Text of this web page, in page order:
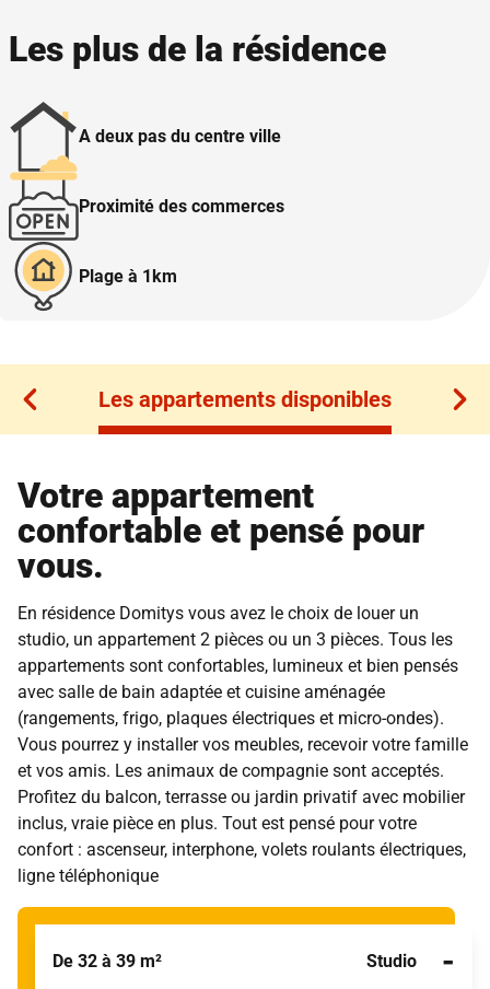
Les plus de la résidence
A deux pas du centre ville
Proximité des commerces
Plage à 1km
Les appartements disponibles
Les appartements disponibles
Votre appartement
confortable et pensé pour
vous.
En résidence Domitys vous avez le choix de louer un
studio, un appartement 2 pièces ou un 3 pièces. Tous les
appartements sont confortables, lumineux et bien pensés
avec salle de bain adaptée et cuisine aménagée
(rangements, frigo, plaques électriques et micro-ondes).
Vous pourrez y installer vos meubles, recevoir votre famille
et vos amis. Les animaux de compagnie sont acceptés.
Profitez du balcon, terrasse ou jardin privatif avec mobilier
inclus, vraie pièce en plus. Tout est pensé pour votre
confort : ascenseur, interphone, volets roulants électriques,
ligne téléphonique
De 32 à 39 m² Studio -